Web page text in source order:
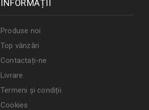
INFORMAȚII
Produse noi
Top vânzări
Contactați-ne
Livrare
Termeni și condiții
Cookies